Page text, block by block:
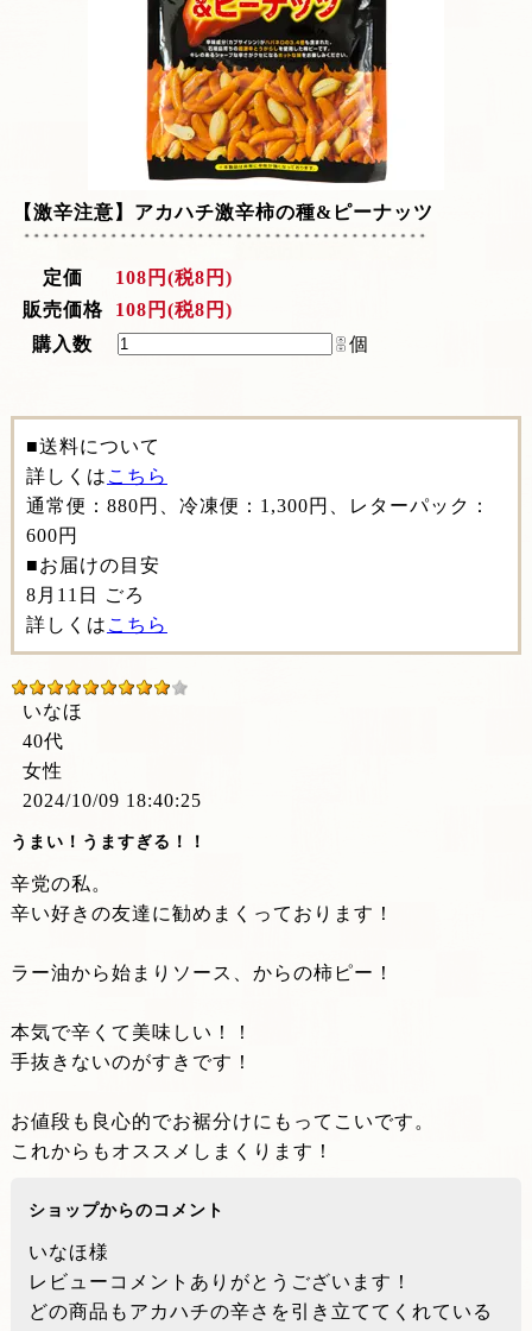
【激辛注意】アカハチ激辛柿の種&ピーナッツ
定価
108円(税8円)
販売価格
108円(税8円)
購入数
個
■送料について
詳しくは こちら
通常便：880円、冷凍便：1,300円、レターパック：
600円
■お届けの目安
8月11日 ごろ
詳しくは こちら
いなほ
40代
女性
2024/10/09 18:40:25
うまい！うますぎる！！
辛党の私。
辛い好きの友達に勧めまくっております！
ラー油から始まりソース、からの柿ピー！
本気で辛くて美味しい！！
手抜きないのがすきです！
お値段も良心的でお裾分けにもってこいです。
これからもオススメしまくります！
ショップからのコメント
いなほ様
レビューコメントありがとうございます！
どの商品もアカハチの辛さを引き立ててくれている